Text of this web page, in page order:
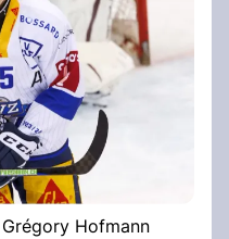
Hofmann